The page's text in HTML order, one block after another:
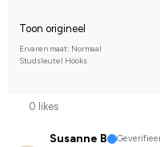
Toon origineel
Ervaren maat: Normaal
Studsleutel Hööks
0 likes
Susanne B